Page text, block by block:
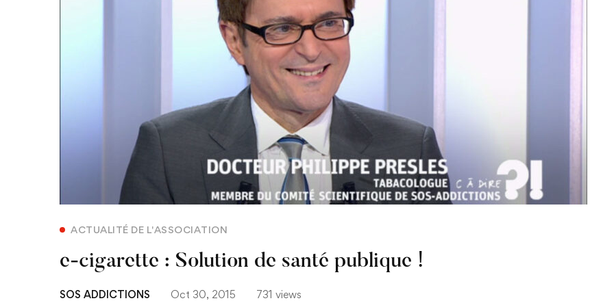
ACTUALITÉ DE L'ASSOCIATION
e-cigarette : Solution de santé publique !
SOS ADDICTIONS Oct 30, 2015 731 views